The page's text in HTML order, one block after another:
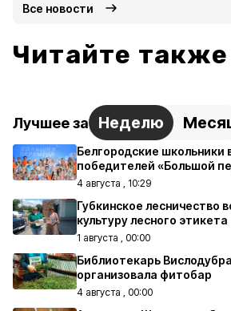
Все новости
Читайте также
Лучшее за Неделю
Белгородские школьники
победителей «Большой
4 августа , 10:29
Губкинское лесничество
культуру лесного этикета
1 августа , 00:00
Библиотекарь
организовала фитобар
4 августа , 00:00